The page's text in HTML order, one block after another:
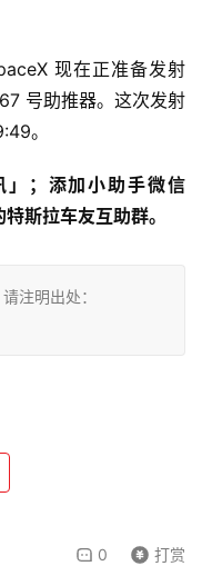
现在正准备发射
号助推器。这次发射
。
；添加小助手微信
斯拉车友互助群。
注明出处：
0 打赏